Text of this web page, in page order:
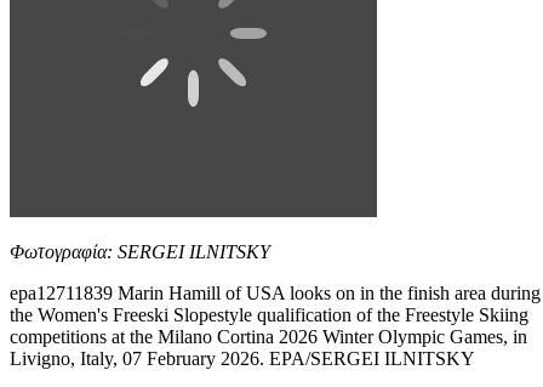
Φωτογραφία: SERGEI ILNITSKY
epa12711839 Marin Hamill of USA looks on in the finish area during
the Women's Freeski Slopestyle qualification of the Freestyle Skiing
competitions at the Milano Cortina 2026 Winter Olympic Games, in
Livigno, Italy, 07 February 2026. EPA/SERGEI ILNITSKY